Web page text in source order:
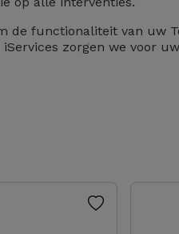
de functionaliteit van uw
zorgen we voor